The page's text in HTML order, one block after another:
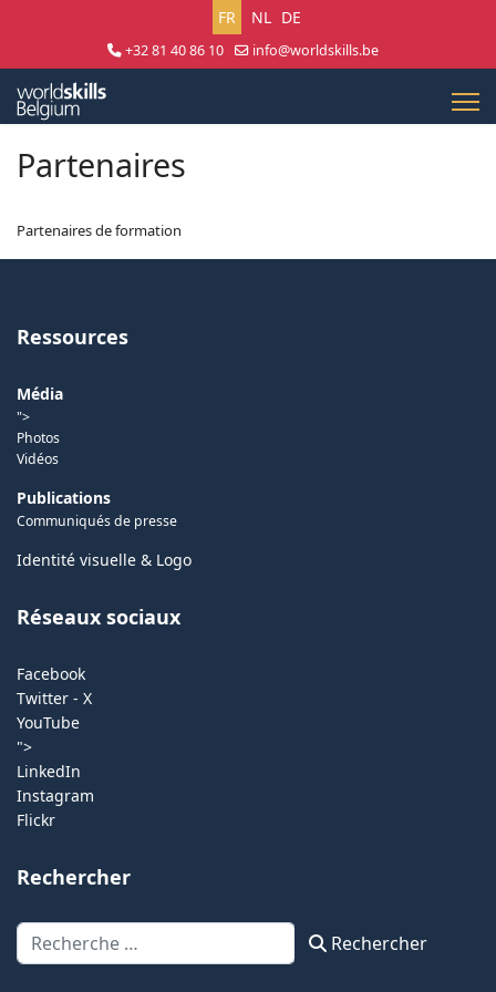
Sélectionnez votre langue
FR NL DE
+32 81 40 86 10
info@worldskills.be
Partenaires
Partenaires de formation
Ressources
Média
">
Photos
Vidéos
Publications
Communiqués de presse
Identité visuelle & Logo
Réseaux sociaux
Facebook
Twitter - X
YouTube
">
LinkedIn
Instagram
Flickr
Rechercher
Rechercher Rechercher